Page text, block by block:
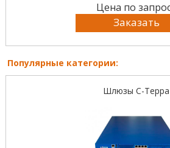
Цена по
Заказать
Популярные категории:
Шлюзы С-Терра